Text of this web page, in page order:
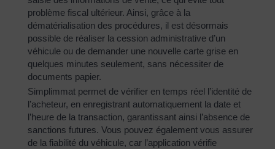
problème fiscal ultérieur. Ainsi, grâce à la
dématérialisation des procédures, il est désormais
possible de réaliser la cession administrative d’un
véhicule ou de demander une nouvelle carte grise en
quelques minutes seulement, sans nécessiter de
documents papier.
Simplimmat permet de vérifier en temps réel l’identité de
l’acheteur, en enregistrant automatiquement la date et
l’heure de la transaction, garantissant ainsi l’absence de
sanctions futures. Vous pouvez également vous assurer
de la fiabilité du véhicule, car l’application vérifie